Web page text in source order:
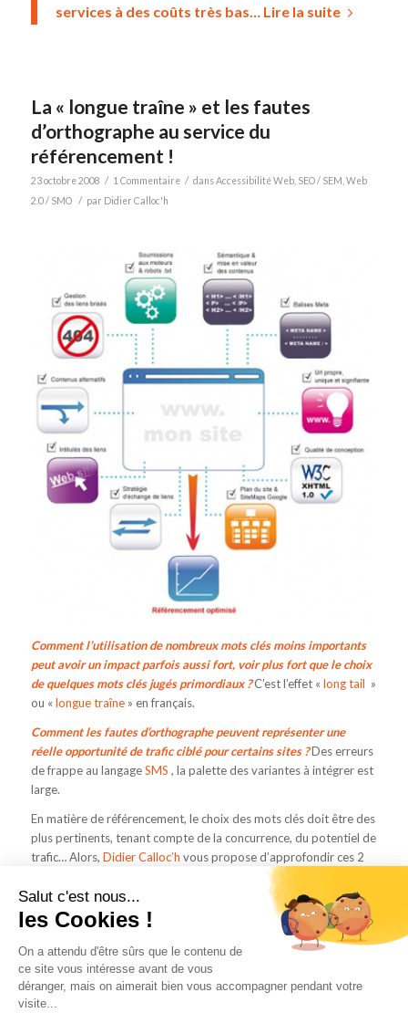
services à des coûts très bas… Lire la suite
La « longue traîne » et les fautes
d’orthographe au service du
référencement !
23 octobre 2008 / 1 Commentaire / dansAccessibilité Web, SEO / SEM Web
2.0 / SMO
/ par Didier Calloc'h
Comment l’utilisation de nombreux mots clés moins importants
peut avoir un impact parfois aussi fort, voir plus fort que le choix
de quelques mots clés jugés primordiaux ?C’est l’effet « long tail »
ou « longue traîne» en français.
Comment les fautes d’orthographe peuvent représenter une
réelle opportunité de trafic ciblé pour certains sites ?Des erreurs
de frappe au langageSMS , la palette des variantes à intégrer est
large.
En matière de référencement, le choix des mots clés doit être des
plus pertinents, tenant compte de la concurrence, du potentiel de
trafic… Alors, Didier Calloc’h vous propose d’approfondir ces 2
Salut c'est nous...
les Cookies !
On a attendu d'être sûrs que le contenu de
ce site vous intéresse avant de vous
déranger, mais on aimerait bien vous accompagner pendant votre
visite...